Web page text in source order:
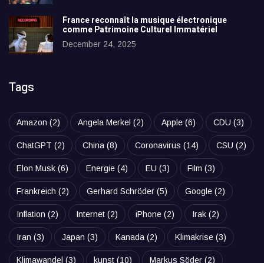
France reconnaît la musique électronique
comme Patrimoine Culturel Immatériel
December 24, 2025
Tags
Amazon (2) Angela Merkel (2) Apple (6) CDU (3)
ChatGPT (2) China (8) Coronavirus (14) CSU (2)
Elon Musk (6) Energie (4) EU (3) Film (3)
Frankreich (2) Gerhard Schröder (5) Google (2)
Inflation (2) Internet (2) iPhone (2) Irak (2)
Iran (3) Japan (3) Kanada (2) Klimakrise (3)
Klimawandel (3) kunst (10) Markus Söder (2)